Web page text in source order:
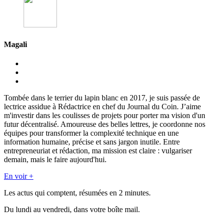
Magali
Tombée dans le terrier du lapin blanc en 2017, je suis passée de
lectrice assidue à Rédactrice en chef du Journal du Coin. J’aime
m'investir dans les coulisses de projets pour porter ma vision d'un
futur décentralisé. Amoureuse des belles lettres, je coordonne nos
équipes pour transformer la complexité technique en une
information humaine, précise et sans jargon inutile. Entre
entrepreneuriat et rédaction, ma mission est claire : vulgariser
demain, mais le faire aujourd'hui.
En voir +
Les actus qui comptent, résumées en 2 minutes.
Du lundi au vendredi, dans votre boîte mail.